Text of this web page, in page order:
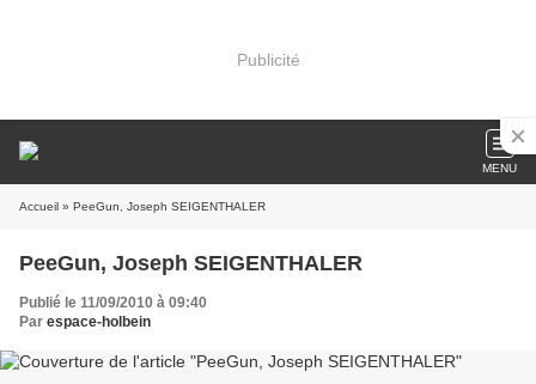
Publicité
MENU
Accueil » PeeGun, Joseph SEIGENTHALER
PeeGun, Joseph SEIGENTHALER
Publié le 11/09/2010 à 09:40
Par espace-holbein